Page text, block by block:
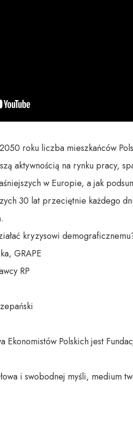
roku liczba mieszkańców
aktywnością na rynku pracy,
w Europie, a jak
30 lat przeciętnie każdego
kryzysowi
GRAPE
RP
Ekonomistów Polskich jest
i swobodnej myśli, medium